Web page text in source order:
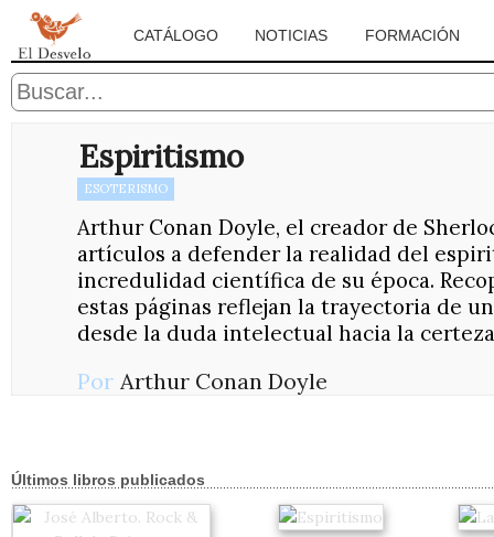
CATÁLOGO NOTICIAS FORMACIÓN
Espiritismo
ESOTERISMO
Arthur Conan Doyle, el creador de
artículos a defender la realidad del
incredulidad científica de su época.
estas páginas reflejan la trayectoria de
desde la duda intelectual hacia la
Por Arthur Conan Doyle
Últimos libros publicados